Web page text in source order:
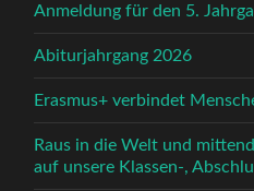
Anmeldung für den 5.
Abiturjahrgang 2026
Erasmus+ verbindet
Raus in die Welt und
auf unsere Klassen-,